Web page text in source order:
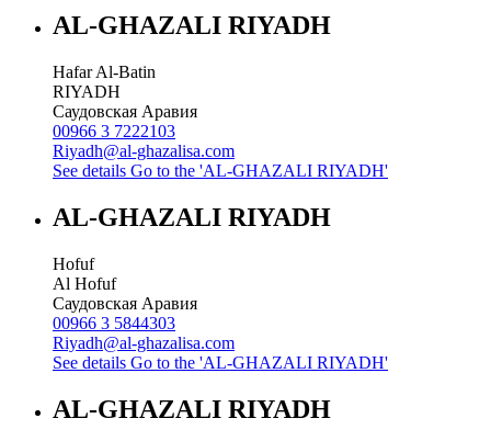
AL-GHAZALI RIYADH
Hafar Al-Batin
RIYADH
Саудовская Аравия
00966 3 7222103
Riyadh@al-ghazalisa.com
See details Go to the 'AL-GHAZALI RIYADH'
AL-GHAZALI RIYADH
Hofuf
Al Hofuf
Саудовская Аравия
00966 3 5844303
Riyadh@al-ghazalisa.com
See details Go to the 'AL-GHAZALI RIYADH'
AL-GHAZALI RIYADH